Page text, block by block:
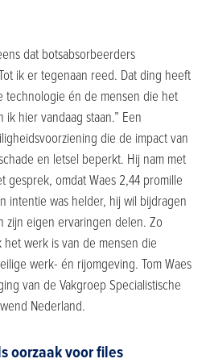
dat botsabsorbeerders
ik er tegenaan reed. Dat ding heeft
technologie én de mensen die het
hier vandaag staan.” Een
die de impact van
en letsel beperkt. Hij nam met
gesprek, omdat Waes 2,44 promille
intentie was helder, hij wil bijdragen
zijn eigen ervaringen delen. Zo
werk is van de mensen die
werk- én rijomgeving. Tom Waes
van de Vakgroep Specialistische
Nederland.
oorzaak voor files